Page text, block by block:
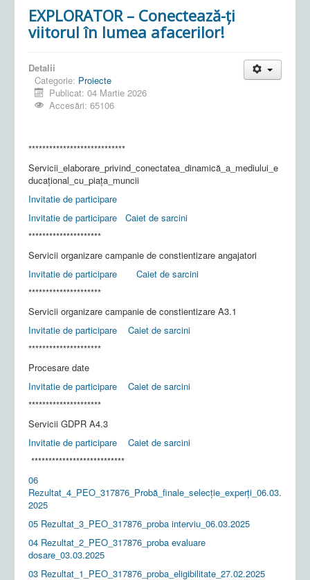
EXPLORATOR – Conectează-ți
viitorul în lumea afacerilor!
Detalii
Categorie: Proiecte
Publicat: 04 Martie 2026
Accesări: 65106
****************************
Servicii_elaborare_privind_conectatea_dinamică_a_mediului_e
ducațional_cu_piața_muncii
Invitatie de participare
Invitatie de participare
Caiet de sarcini
*********************
Servicii organizare campanie de constientizare angajatori
Invitatie de participare
Caiet de sarcini
*********************
Servicii organizare campanie de constientizare A3.1
Invitatie de participare
Caiet de sarcini
*********************
Procesare date
Invitatie de participare
Caiet de sarcini
*********************
Servicii GDPR A4.3
Invitatie de participare
Caiet de sarcini
***************************
06
Rezultat_4_PEO_317876_Probă_finale_selecție_experți_06.03.
2025
05 Rezultat_3_PEO_317876_proba interviu_06.03.2025
04 Rezultat_2_PEO_317876_proba evaluare
dosare_03.03.2025
03 Rezultat_1_PEO_317876_proba_eligibilitate_27.02.2025